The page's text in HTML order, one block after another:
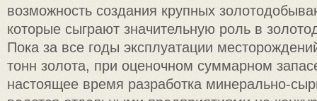
возможность создания крупных
которые сыграют значительную роль в
Пока за все годы эксплуатации
тонн золота, при оценочном суммарном
настоящее время разработка минерально-